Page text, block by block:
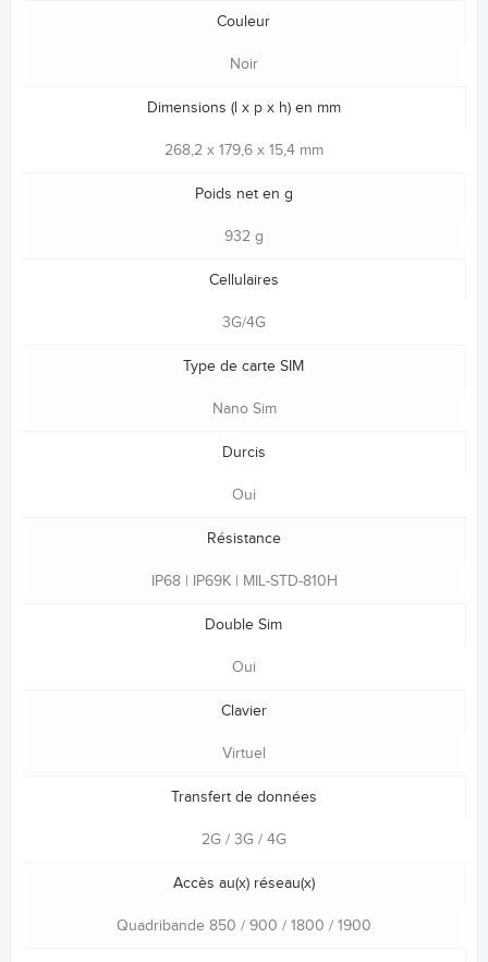
Couleur
Noir
Dimensions (l x p x h) en mm
268,2 x 179,6 x 15,4 mm
Poids net en g
932 g
Cellulaires
3G/4G
Type de carte SIM
Nano Sim
Durcis
Oui
Résistance
IP68 | IP69K | MIL-STD-810H
Double Sim
Oui
Clavier
Virtuel
Transfert de données
2G / 3G / 4G
Accès au(x) réseau(x)
Quadribande 850 / 900 / 1800 / 1900